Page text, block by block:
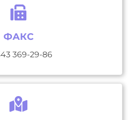
ФАКС
369-29-86